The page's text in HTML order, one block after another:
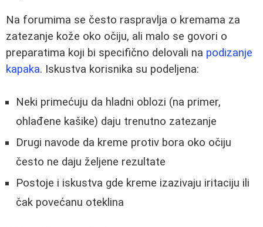
Na forumima se često raspravlja o kremama za
zatezanje kože oko očiju, ali malo se govori o
preparatima koji bi specifično delovali na podizanje
kapaka. Iskustva korisnika su podeljena:
Neki primećuju da hladni oblozi (na primer,
ohlađene kašike) daju trenutno zatezanje
Drugi navode da kreme protiv bora oko očiju
često ne daju željene rezultate
Postoje i iskustva gde kreme izazivaju iritaciju ili
čak povećanu oteklina